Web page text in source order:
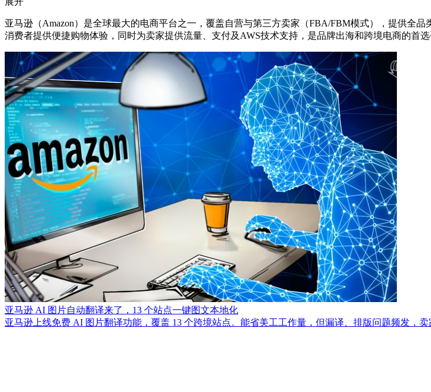
亚马逊（Amazon）是全球最大的电商平台之一，覆盖自营与第三方卖家（FBA/FBM模式），提供全
消费者提供便捷购物体验，同时为卖家提供流量、支付及AWS技术支持，是品牌出海和跨境电商的首选
亚马逊 AI 图片自动翻译来了，13 个站点一键图文本地化
亚马逊上线免费 AI 图片翻译功能，覆盖 13 个跨境站点。能省美工工作量，但漏译、排版问题频发，卖